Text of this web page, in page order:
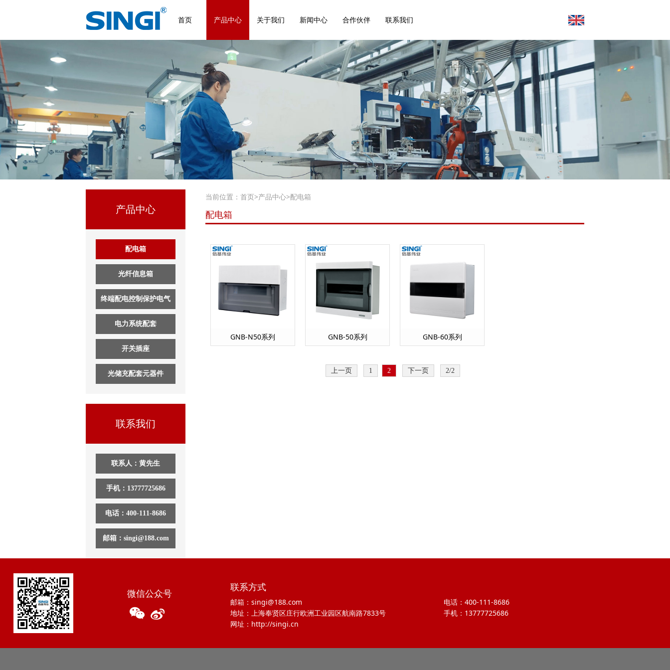
首页 产品中心 关于我们 新闻中心 合作伙伴 联系我们
产品中心
配电箱
光纤信息箱
终端配电控制保护电气
电力系统配套
开关插座
光储充配套元器件
联系我们
联系人：黄先生
手机：13777725686
电话：400-111-8686
邮箱：singi@188.com
当前位置： 首页>产品中心>配电箱
配电箱
GNB-N50系列 GNB-50系列 GNB-60系列
上一页 1 2 下一页 2/2
微信公众号
联系方式
邮箱：singi@188.com
电话：400-111-8686
地址：上海奉贤区庄行欧洲工业园区航南路7833号
手机：13777725686
网址：http://singi.cn